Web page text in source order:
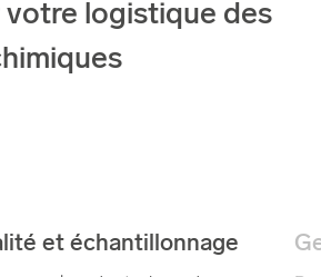
votre logistique des
et échantillonnage